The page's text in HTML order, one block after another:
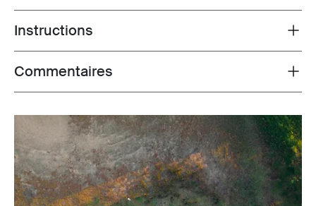
Toggle guides and instructions
Instructions
Toggle overview
Commentaires